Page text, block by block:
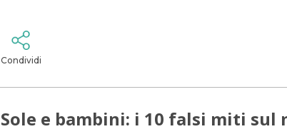
Condividi
Sole e bambini: i 10 falsi miti sul